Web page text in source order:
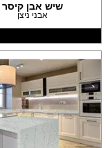
שיש אבן קיסר
אבני ניצן